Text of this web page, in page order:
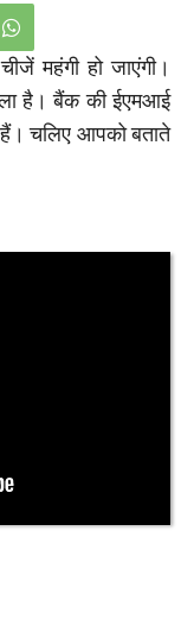
महंगी हो जाएंगी।
है। बैंक की ईएमआई
चलिए आपको बताते